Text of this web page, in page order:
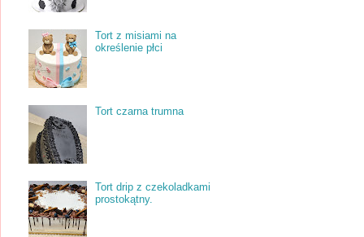
Tort z misiami na
określenie płci
Tort czarna trumna
Tort drip z czekoladkami
prostokątny.